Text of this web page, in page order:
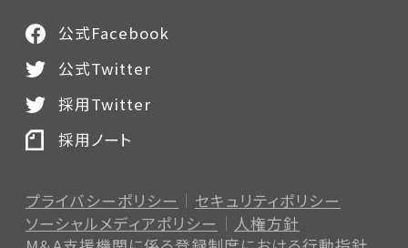
プライバシーポリシー
セキュリティポリシー
ソーシャルメディアポリシー
人権方針
公式Facebook
公式Twitter
採用Twitter
採用ノート